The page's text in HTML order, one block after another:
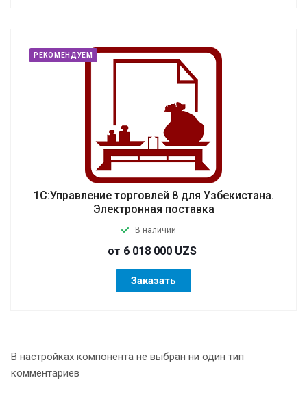
РЕКОМЕНДУЕМ
1С:Управление торговлей 8 для Узбекистана.
Электронная поставка
В наличии
от 6 018 000 UZS
Заказать
В настройках компонента не выбран ни один тип
комментариев